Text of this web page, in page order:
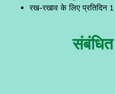
रख-रखाव के लिए प्रतिदिन 1
संबंधित